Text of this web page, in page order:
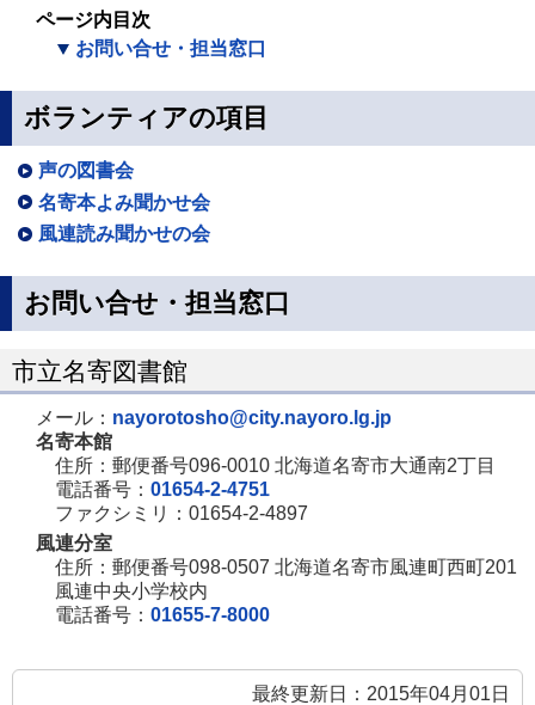
ページ内目次
お問い合せ・担当窓口
ボランティアの項目
声の図書会
名寄本よみ聞かせ会
風連読み聞かせの会
お問い合せ・担当窓口
市立名寄図書館
メール： nayorotosho@city.nayoro.lg.jp
名寄本館
住所：郵便番号096-0010 北海道名寄市大通南2丁目
電話番号： 01654-2-4751
ファクシミリ：01654-2-4897
風連分室
住所：郵便番号098-0507 北海道名寄市風連町西町201
風連中央小学校内
電話番号： 01655-7-8000
最終更新日：2015年04月01日